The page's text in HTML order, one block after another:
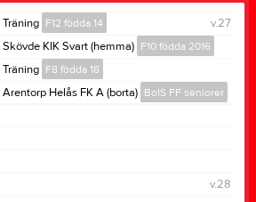
v.27
Träning F12 födda 14
Skövde KIK Svart (hemma) F10 födda 2016
Träning F8 födda 18
Arentorp Helås FK A (borta) BoIS FF seniorer
v.28